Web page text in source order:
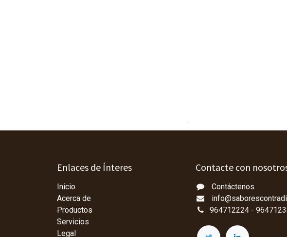
Enlaces de Ínteres
Inicio
Acerca de
Productos
Servicios
Legal
Contacte con
Contáctenos
964712224 -